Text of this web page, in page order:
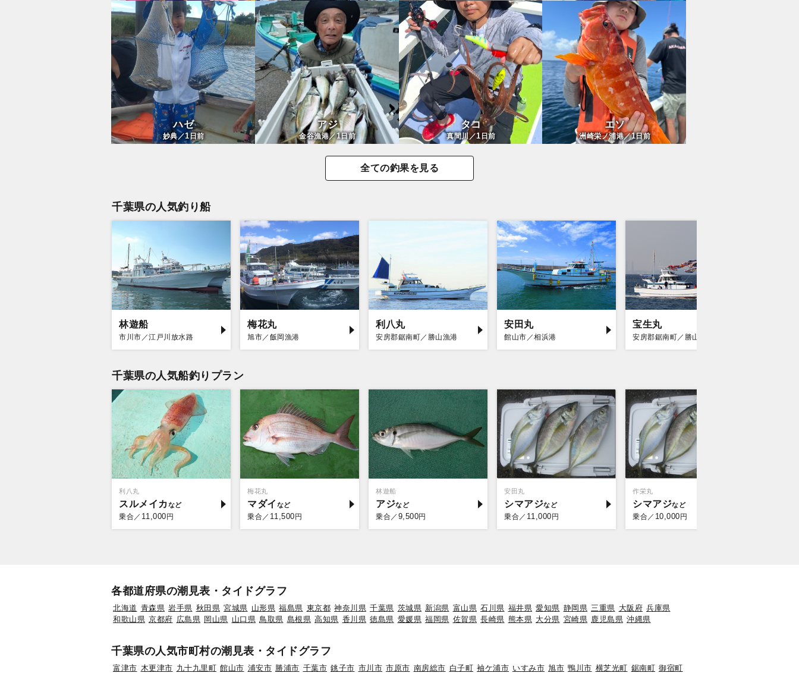
ハゼ
妙典／1日前
アジ
金谷漁港／1日前
タコ
真間川／1 日前
エソ
洲崎栄ノ浦港／1日前
全ての釣果を見る
千葉県の人気釣り船
林遊船
市川市／江戸川放水路
梅花丸
旭市／飯岡漁港
利八丸
安房郡鋸南町／勝山漁港
安田丸
館山市／相浜港
宝生丸
安房郡鋸南町／勝山漁港
千葉県の人気船釣りプラン
利八丸
スルメイカ
乗合／ 11,000 円
梅花丸
マダイ
乗合／ 11,500 円
林遊船
アジ
乗合／ 9,500円
安田丸
シマアジ
乗合／ 11,000 円
作栄丸
シマアジ
乗合／ 10,000 円
各都道府県の潮見表・タイドグラフ
北海道 青森県 岩手県 秋田県 宮城県 山形県 福島県 東京都 神奈川県 千葉県 茨城県 新潟県 富山県 石川県 福井県 愛知県 静岡県 三重県 大阪府 兵庫県
和歌山県 京都府 広島県 岡山県 山口県 鳥取県 島根県 高知県 香川県 徳島県 愛媛県 福岡県 佐賀県 長崎県 熊本県 大分県 宮崎県 鹿児島県 沖縄県
千葉県の人気市町村の潮見表・タイドグラフ
富津市 木更津市 九十九里町 館山市 浦安市 勝浦市 千葉市 銚子市 市川市 市原市 南房総市 白子町 袖ケ浦市 いすみ市 旭市 鴨川市 横芝光町 鋸南町 御宿町